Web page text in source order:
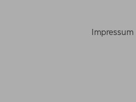
Impressum